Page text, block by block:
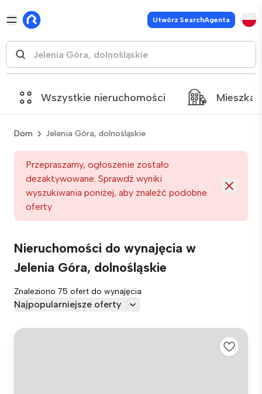
Utwórz SearchAgenta
Wszystkie nieruchomości
Dom Jelenia Góra, dolnośląskie
Przepraszamy, ogłoszenie zostało
dezaktywowane. Sprawdź wyniki
wyszukiwania poniżej, aby znaleźć podobne
oferty
Nieruchomości do wynajęcia w
Jelenia Góra, dolnośląskie
Znaleziono 75 ofert do wynajęcia
Najpopularniejsze oferty